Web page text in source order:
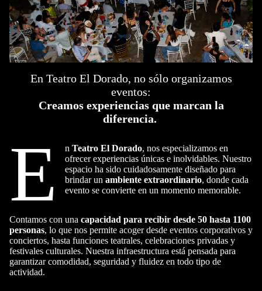
En Teatro El Dorado, no sólo organizamos
eventos:
Creamos experiencias que marcan la
diferencia.
E nTeatro El Dorado, nos especializamos en
ofrecer experiencias únicas e inolvidables. Nuestro
espacio ha sido cuidadosamente diseñado para
brindar unambiente extraordinario, donde cada
evento se convierte en un momento memorable.
Contamos con una capacidad para recibir desde 50 hasta 1100
personas, lo que nos permite acoger desde eventos corporativos y
conciertos, hasta funciones teatrales, celebraciones privadas y
festivales culturales. Nuestra infraestructura está pensada para
garantizar comodidad, seguridad y fluidez en todo tipo de
actividad.